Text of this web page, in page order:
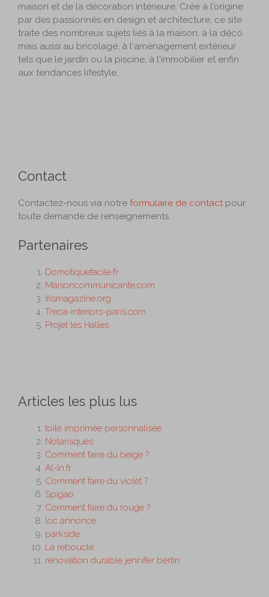
maison et de la décoration intérieure. Crée à l'origine
par des passionnés en design et architecture, ce site
traite des nombreux sujets liés à la maison, à la déco
mais aussi au bricolage, à l'aménagement extérieur
tels que le jardin ou la piscine, à l'immobilier et enfin
aux tendances lifestyle.
Contact
Contactez-nous via notre formulaire de contact pour
toute demande de renseignements.
Partenaires
Domotiquefacile.fr
Maisoncommunicante.com
Irismagazine.org
Treca-interiors-paris.com
Projet les Halles
Articles les plus lus
toile imprimée personnalisée
Notarisques
Comment faire du beige ?
Al-In.fr
Comment faire du violet ?
Spigao
Comment faire du rouge ?
loc annonce
parkside
La reboucle
rénovation durable jennifer bertin